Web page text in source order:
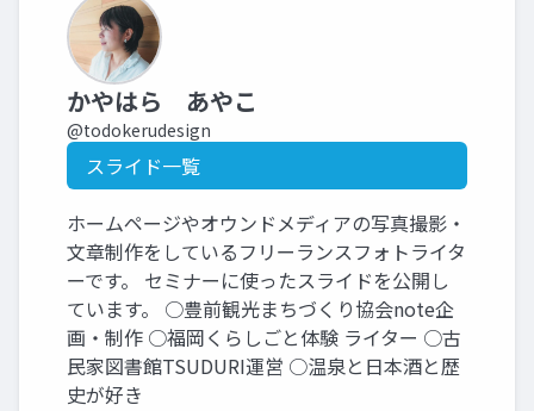
かやはら あやこ
@todokerudesign
スライド一覧
ホームページやオウンドメディアの写真撮影・
文章制作をしているフリーランスフォトライタ
ーです。 セミナーに使ったスライドを公開し
ています。 ○豊前観光まちづくり協会note企
画・制作 ○福岡くらしごと体験 ライター ○古
民家図書館TSUDURI運営 ○温泉と日本酒と歴
史が好き